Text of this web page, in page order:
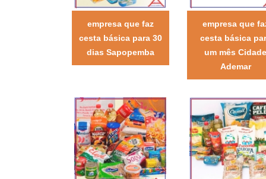
empresa que faz
cesta básica para 30
dias Sapopemba
empresa que
cesta básica
um mês Cidade
Ademar